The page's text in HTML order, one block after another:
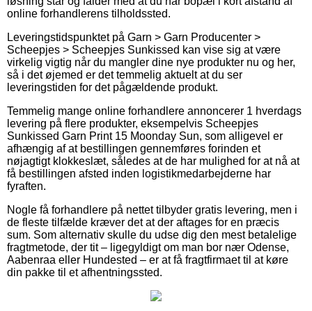
online forhandlerens tilholdssted.
Leveringstidspunktet på Garn > Garn Producenter >
Scheepjes > Scheepjes Sunkissed kan vise sig at være
virkelig vigtig når du mangler dine nye produkter nu og her,
så i det øjemed er det temmelig aktuelt at du ser
leveringstiden for det pågældende produkt.
Temmelig mange online forhandlere annoncerer 1 hverdags
levering på flere produkter, eksempelvis Scheepjes
Sunkissed Garn Print 15 Moonday Sun, som alligevel er
afhængig af at bestillingen gennemføres forinden et
nøjagtigt klokkeslæt, således at de har mulighed for at nå at
få bestillingen afsted inden logistikmedarbejderne har
fyraften.
Nogle få forhandlere på nettet tilbyder gratis levering, men i
de fleste tilfælde kræver det at der aftages for en præcis
sum. Som alternativ skulle du udse dig den mest betalelige
fragtmetode, der tit – ligegyldigt om man bor nær Odense,
Aabenraa eller Hundested – er at få fragtfirmaet til at køre
din pakke til et afhentningssted.